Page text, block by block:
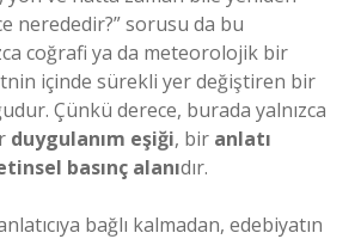
nerededir?” sorusu da bu
coğrafi ya da meteorolojik bir
içinde sürekli yer değiştiren bir
Çünkü derece, burada yalnızca
duygulanım eşiği, bir anlatı
basınç alanıdır.
bağlı kalmadan, edebiyatın